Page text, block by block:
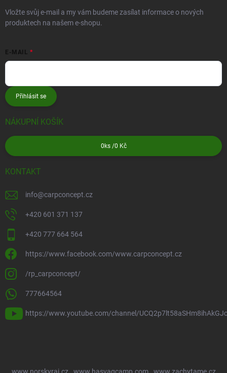
Vložte svůj e-mail a my vám budeme zasílat informace o nových
produktech na našem e-shopu.
E-MAIL
Přihlásit se
NÁKUPNÍ KOŠÍK
0 ks /0 Kč
KONTAKT
info@carpconcept.cz
+420 601 371 137
+420 777 664 564
https://www.facebook.com/www.carpconcept.cz
/rp_carpconcept/
777664564
https://www.youtube.com/channel/